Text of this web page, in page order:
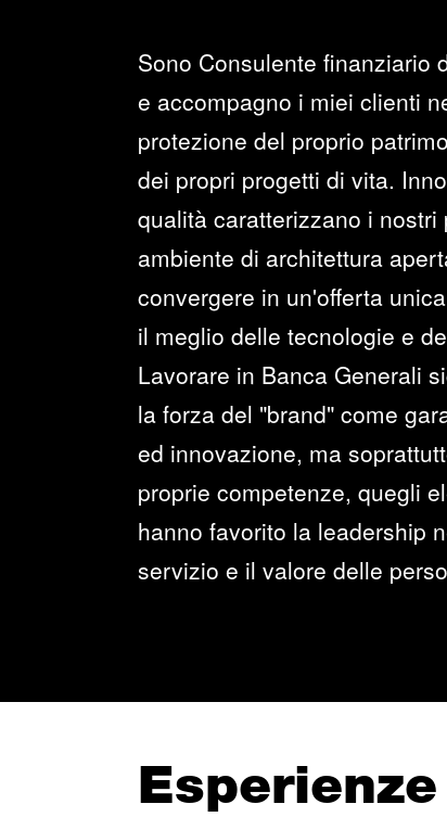
Sono Consulente finanziario
e accompagno i miei clienti
protezione del proprio
dei propri progetti di vita.
qualità caratterizzano i
ambiente di architettura
convergere in un'offerta
il meglio delle tecnologie e
Lavorare in Banca Generali
la forza del "brand" come
ed innovazione, ma
proprie competenze, quegli
hanno favorito la leadership
servizio e il valore delle